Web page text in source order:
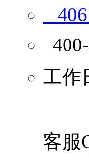
工作
客服